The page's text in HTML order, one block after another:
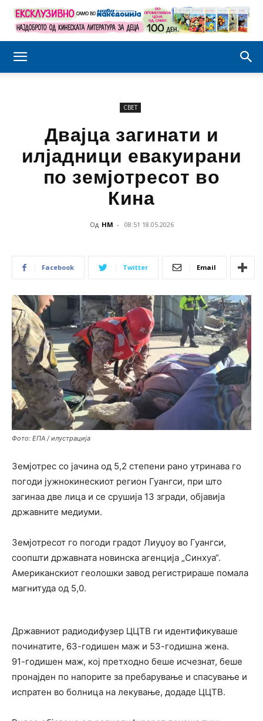
СВЕТ
Двајца загинати и
илјадници евакуирани
по земјотресот во
Кина
Од НМ - 08:51 18.05.2026
Facebook Twitter Email
Фото: ЕПА / илустрација
Земјотрес со јачина од 5,2 степени рано утринава го
погоди јужнокинескиот регион Гуангси, при што
загинаа две лица и се срушија 13 згради, објавија
државните медиуми.
Земјотресот го погоди градот Лиуџоу во Гуангси,
соопшти државната новинска агенција „Синхуа“.
Американскиот геолошки завод регистрираше помала
магнитуда од 5,0.
Државниот радиодифузер ЦЦТВ ги идентификуваше
починатите, 63-годишен маж и 53-годишна жена.
91-годишен маж, кој претходно беше исчезнат, беше
пронајден по напорите за пребарување и спасување и
испратен во болница на лекување, додаде ЦЦТВ.